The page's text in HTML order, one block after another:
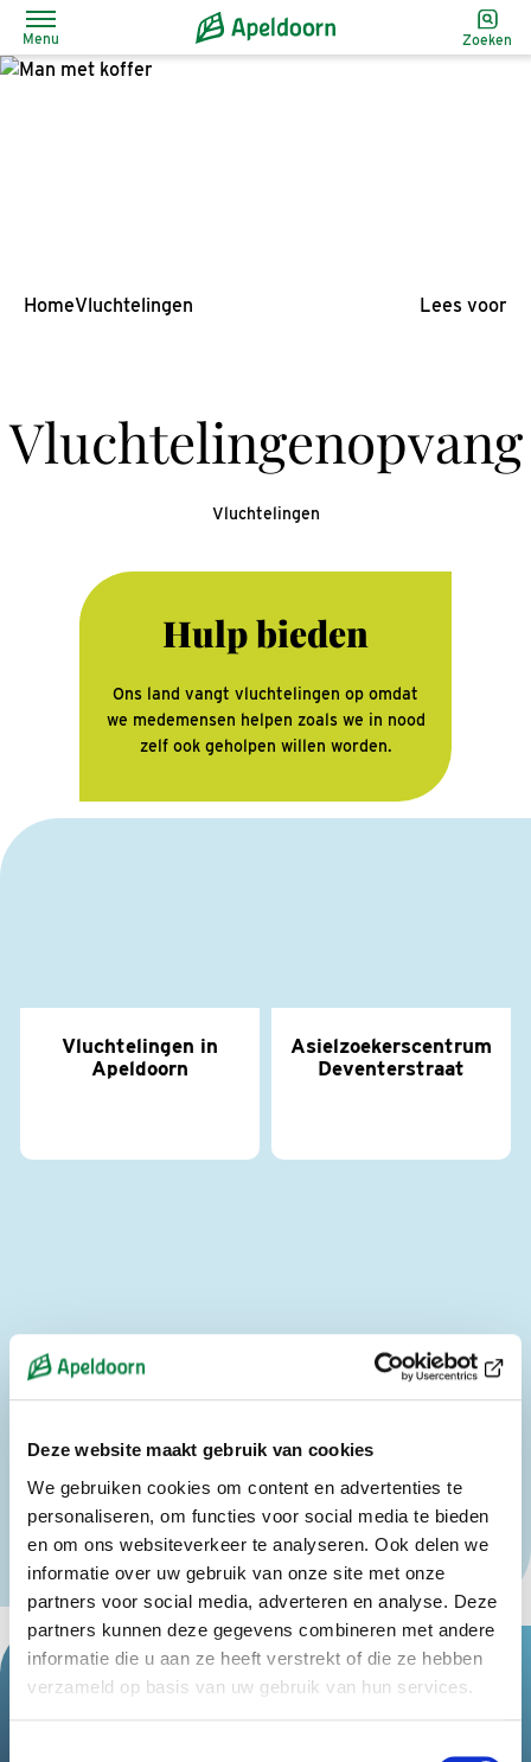
Deze website maakt gebruik van cookies
We gebruiken cookies om content en advertenties te
personaliseren, om functies voor social media te bieden
en om ons websiteverkeer te analyseren. Ook delen we
informatie over uw gebruik van onze site met onze
partners voor social media, adverteren en analyse. Deze
partners kunnen deze gegevens combineren met andere
informatie die u aan ze heeft verstrekt of die ze hebben
verzameld op basis van uw gebruik van hun services.
Menu Zoeken
HomeVluchtelingen Lees voor
Vluchtelingenopvang
Vluchtelingen
Hulp bieden
Ons land vangt vluchtelingen op omdat
we medemensen helpen zoals we in nood
zelf ook geholpen willen worden.
Vluchtelingen in
Apeldoorn
Asielzoekerscentrum
Deventerstraat
Spoednoodopvang
Meer Vluchtelingen